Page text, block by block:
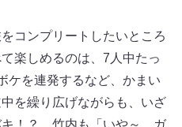
コンプリートしたいところ
楽しめるのは、7人中たっ
ケを連発するなど、かまい
を繰り広げながらも、いざ